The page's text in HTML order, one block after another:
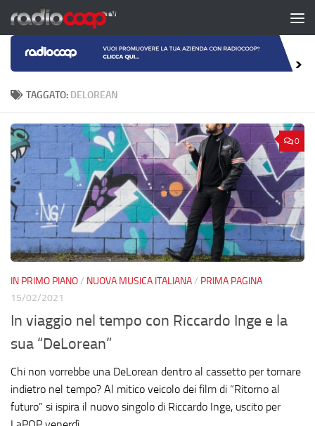
Salta al contenuto
TAGGATO: DELOREAN
0
IN PRIMO PIANO/ NUOVA MUSICA ITALIANA/ PRIMA PAGINA
15/02/2021
In viaggio nel tempo con Riccardo Inge e la
sua “DeLorean”
Chi non vorrebbe una DeLorean dentro al cassetto per tornare
indietro nel tempo? Al mitico veicolo dei film di “Ritorno al
futuro” si ispira il nuovo singolo di Riccardo Inge, uscito per